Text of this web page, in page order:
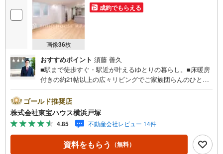
画像36枚
成約でもらえる
おすすめポイント 須藤 善久
■駅まで徒歩すぐ・駅近が叶えるゆとりの暮らし。■床暖房
付きの約21帖以上の広々リビングでご家族団らんのひと時
で快適な暮らし。■納戸やリネン庫など機能的な収納が実現
する快適な暮らしの動線。＝＝＝＝＝＝＝＝＝＝＝＝＝＝
＝＝＝＝＝＝【東宝ハウス横浜戸塚】提携銀行 じぶん銀行
利用可 *がん100％保証団信＋全疾病保障付き＝＝＝＝＝＝
＝＝＝＝＝＝＝＝＝＝＝＝＝＝○現地見学会（事前に必ずお
問い合わせください）毎日、ご見学・ご相談が可能です。
ゴールド推奨店
株式会社東宝ハウス横浜戸塚
4.85 不動産会社レビュー 14件
資料をもらう （無料）